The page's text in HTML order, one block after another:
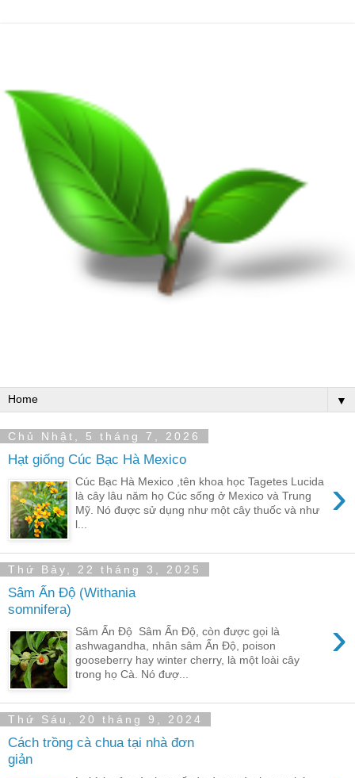
▼
Chủ Nhật, 5 tháng 7, 2026
Hạt giống Cúc Bạc Hà Mexico
›
Cúc Bạc Hà Mexico ,tên khoa học Tagetes Lucida
là cây lâu năm họ Cúc sống ở Mexico và Trung
Mỹ. Nó được sử dụng như một cây thuốc và như
l...
Thứ Bảy, 22 tháng 3, 2025
Sâm Ấn Độ (Withania
somnifera)
›
Sâm Ấn Độ Sâm Ấn Độ, còn được gọi là
ashwagandha, nhân sâm Ấn Độ, poison
gooseberry hay winter cherry, là một loài cây
trong họ Cà. Nó đượ...
Thứ Sáu, 20 tháng 9, 2024
Cách trồng cà chua tại nhà đơn
giản